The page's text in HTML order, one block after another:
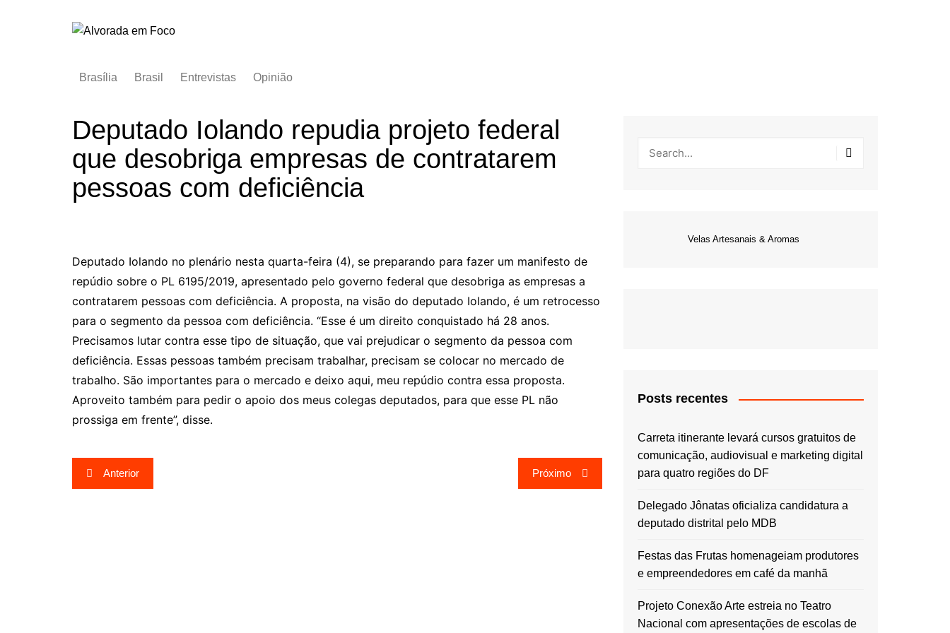
Brasília
Brasil Entrevistas Opinião
Deputado Iolando repudia projeto federal
que desobriga empresas de contratarem
pessoas com deficiência
Deputado Iolando no plenário nesta quarta-feira (4), se preparando para fazer um manifesto de
repúdio sobre o PL 6195/2019, apresentado pelo governo federal que desobriga as empresas a
contratarem pessoas com deficiência. A proposta, na visão do deputado Iolando, é um retrocesso
para o segmento da pessoa com deficiência. “Esse é um direito conquistado há 28 anos.
Precisamos lutar contra esse tipo de situação, que vai prejudicar o segmento da pessoa com
deficiência. Essas pessoas também precisam trabalhar, precisam se colocar no mercado de
trabalho. São importantes para o mercado e deixo aqui, meu repúdio contra essa proposta.
Aproveito também para pedir o apoio dos meus colegas deputados, para que esse PL não
prossiga em frente”, disse.
Navegação
de
Anterior Próximo
Velas Artesanais & Aromas
Posts recentes
Carreta itinerante levará cursos gratuitos de
comunicação, audiovisual e marketing digital
para quatro regiões do DF
Delegado Jônatas oficializa candidatura a
deputado distrital pelo MDB
Festas das Frutas homenageiam produtores
e empreendedores em café da manhã
Projeto Conexão Arte estreia no Teatro
Nacional com apresentações de escolas de